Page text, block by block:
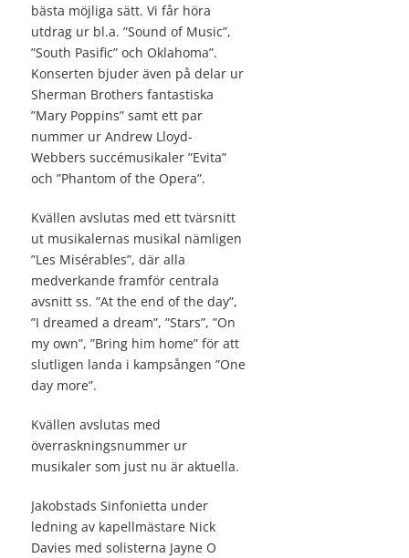
bästa möjliga sätt. Vi får höra
utdrag ur bl.a. ”Sound of Music”,
”South Pasific” och Oklahoma”.
Konserten bjuder även på delar ur
Sherman Brothers fantastiska
”Mary Poppins” samt ett par
nummer ur Andrew Lloyd-
Webbers succémusikaler ”Evita”
och ”Phantom of the Opera”.
Kvällen avslutas med ett tvärsnitt
ut musikalernas musikal nämligen
”Les Misérables”, där alla
medverkande framför centrala
avsnitt ss. ”At the end of the day”,
”I dreamed a dream”, ”Stars”, ”On
my own”, ”Bring him home” för att
slutligen landa i kampsången ”One
day more”.
Kvällen avslutas med
överraskningsnummer ur
musikaler som just nu är aktuella.
Jakobstads Sinfonietta under
ledning av kapellmästare Nick
Davies med solisterna Jayne O